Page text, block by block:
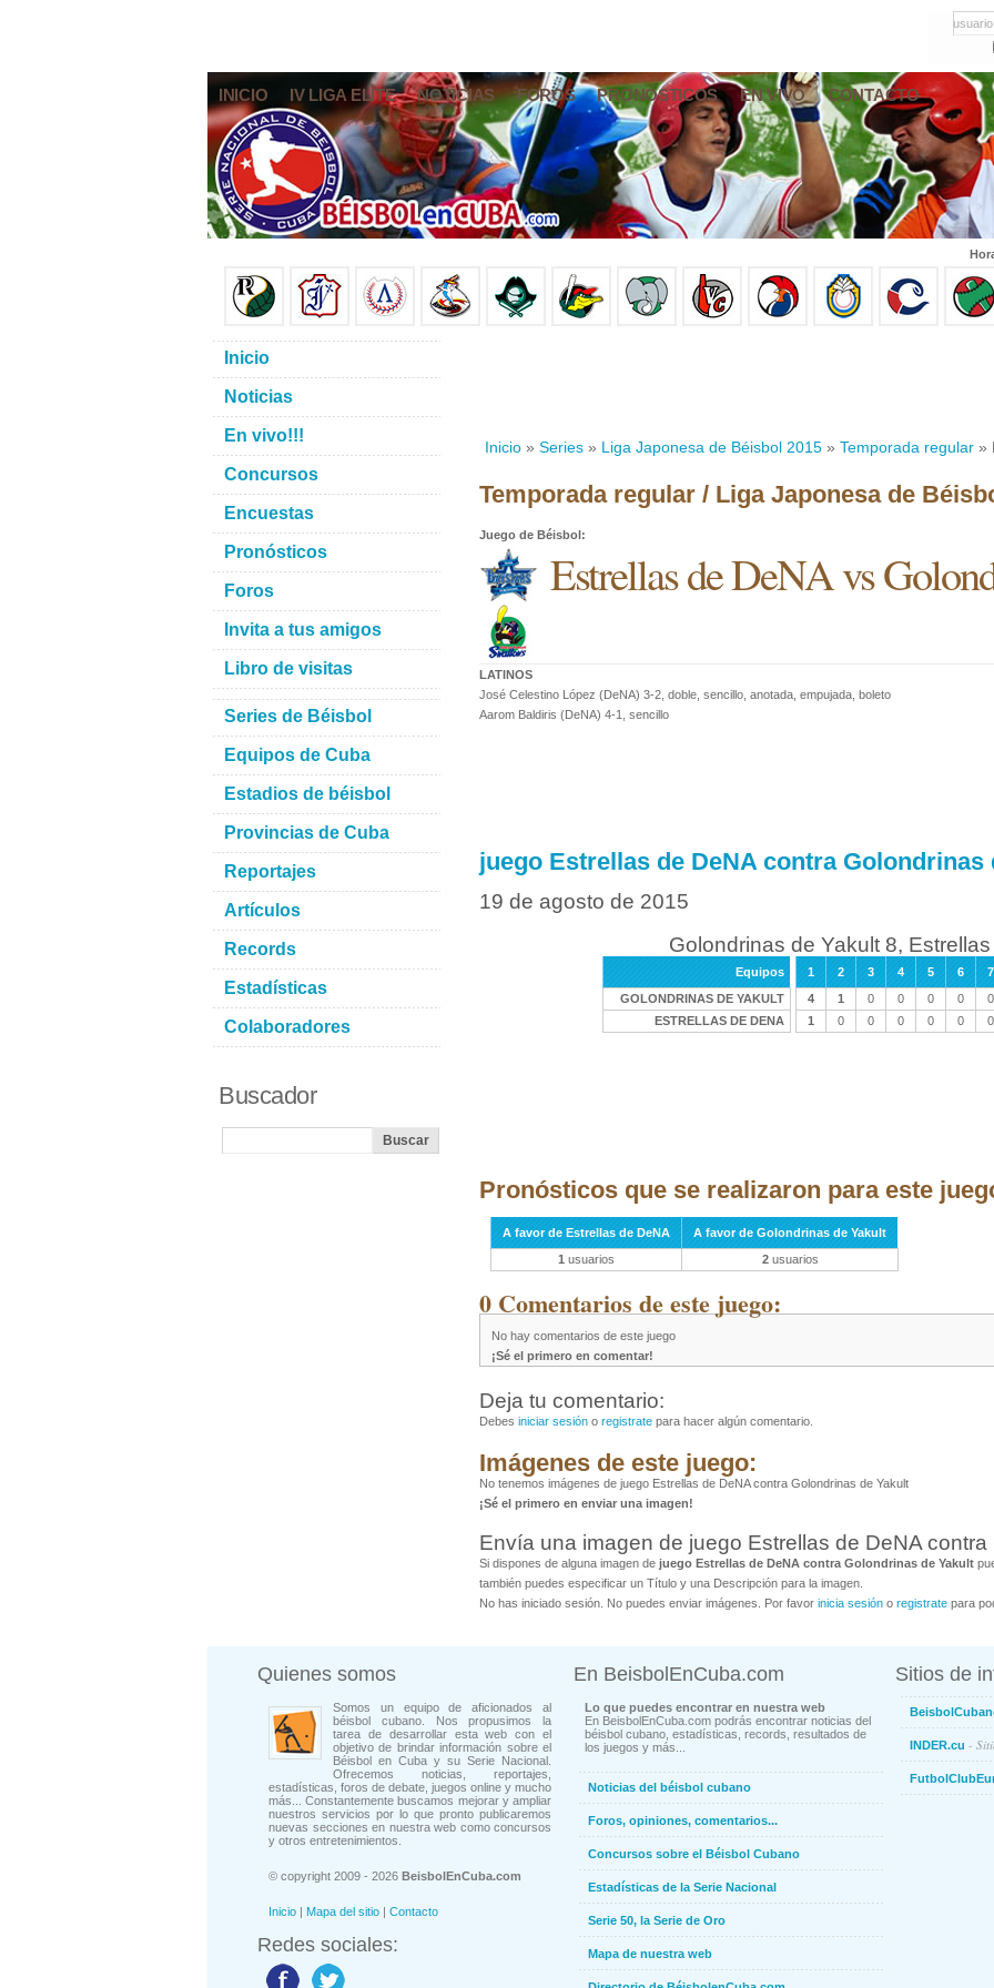
INICIO IV LIGA ELITE NOTICIAS FOROS PRONÓSTICOS EN VIVO CONTACTO
Inicio » Series » Liga Japonesa de Béisbol 2015 » Temporada regular »
Temporada regular / Liga Japonesa de
Juego de Béisbol:
Estrellas de DeNA vs
LATINOS
José Celestino López (DeNA) 3-2, doble, sencillo, anotada, empujada, boleto
Aarom Baldiris (DeNA) 4-1, sencillo
juego Estrellas de DeNA contra Golondrinas
19 de agosto de 2015
Golondrinas de Yakult 8,
Equipos 1 2 3 4 5 6 7
GOLONDRINAS DE YAKULT
4 1 0 0 0 0 0
ESTRELLAS DE DENA
1 0 0 0 0 0 0
Pronósticos que se realizaron para este
A favor de Estrellas de DeNA
A favor de Golondrinas de Yakult
1 usuarios 2usuarios
0 Comentarios de este juego:
No hay comentarios de este juego
¡Sé el primero en comentar!
Deja tu comentario:
Debes iniciar sesión o registrate para hacer algún comentario.
Imágenes de este juego:
No tenemos imágenes de juego Estrellas de DeNA contra Golondrinas de Yakult
¡Sé el primero en enviar una imagen!
Envía una imagen de juego Estrellas de DeNA
Si dispones de alguna imagen de juego Estrellas de DeNA contra Golondrinas de Yakult
también puedes especificar un Título y una Descripción para la imagen.
No has iniciado sesión. No puedes enviar imágenes. Por favor inicia sesión o registrate para
Inicio
Noticias
En vivo!!!
Concursos
Encuestas
Pronósticos
Foros
Invita a tus amigos
Libro de visitas
Series de Béisbol
Equipos de Cuba
Estadios de béisbol
Provincias de Cuba
Reportajes
Artículos
Records
Estadísticas
Colaboradores
Buscador
Quienes somos
Somos un equipo de aficionados al
béisbol cubano. Nos propusimos la
tarea de desarrollar esta web con el
objetivo de brindar información sobre el
Béisbol en Cuba y su Serie Nacional.
Ofrecemos noticias, reportajes,
estadísticas, foros de debate, juegos online y mucho
más... Constantemente buscamos mejorar y ampliar
nuestros servicios por lo que pronto publicaremos
nuevas secciones en nuestra web como concursos
y otros entretenimientos.
© copyright 2009 - 2026 BeisbolEnCuba.com
Inicio | Mapa del sitio | Contacto
Redes sociales:
En BeisbolEnCuba.com
Lo que puedes encontrar en nuestra web
En BeisbolEnCuba.com podrás encontrar noticias del
béisbol cubano, estadísticas, records, resultados de
los juegos y más...
Noticias del béisbol cubano
Foros, opiniones, comentarios...
Concursos sobre el Béisbol Cubano
Estadísticas de la Serie Nacional
Serie 50, la Serie de Oro
Mapa de nuestra web
Sitios de
INDER.cu -